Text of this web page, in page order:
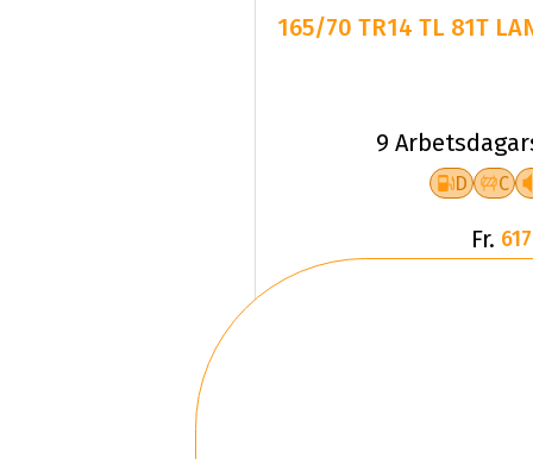
165/70 TR14 TL 81T
9
D C
Fr.